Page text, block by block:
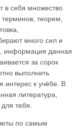
в себя множество
теорем,
много сил и
информация данная
за сорок
выполнить
интерес к учёбе. В
литература,
тебя.
по самым